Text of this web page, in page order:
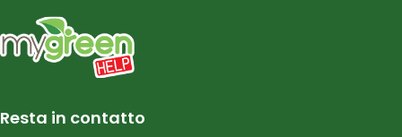
Resta in contatto